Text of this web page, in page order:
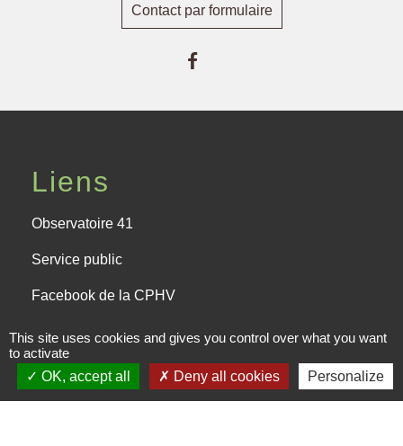
Contact par formulaire
Liens
Observatoire 41
Service public
Facebook de la CPHV
Office de tourisme de la CPHV
Partenaires
This site uses cookies and gives you control over what you want
to activate
OK, accept all
Deny all cookies Personalize